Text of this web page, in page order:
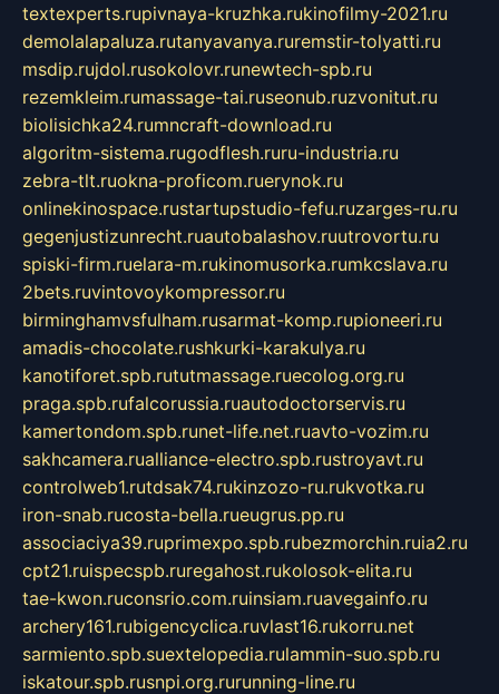
textexperts.rupivnaya-kruzhka.rukinofilmy-2021.ru
demolalapaluza.rutanyavanya.ruremstir-tolyatti.ru
msdip.rujdol.rusokolovr.runewtech-spb.ru
rezemkleim.rumassage-tai.ruseonub.ruzvonitut.ru
biolisichka24.rumncraft-download.ru
algoritm-sistema.rugodflesh.ruru-industria.ru
zebra-tlt.ruokna-proficom.ruerynok.ru
onlinekinospace.rustartupstudio-fefu.ruzarges-ru.ru
gegenjustizunrecht.ruautobalashov.ruutrovortu.ru
spiski-firm.ruelara-m.rukinomusorka.rumkcslava.ru
2bets.ruvintovoykompressor.ru
birminghamvsfulham.rusarmat-komp.rupioneeri.ru
amadis-chocolate.rushkurki-karakulya.ru
kanotiforet.spb.rututmassage.ruecolog.org.ru
praga.spb.rufalcorussia.ruautodoctorservis.ru
kamertondom.spb.runet-life.net.ruavto-vozim.ru
sakhcamera.rualliance-electro.spb.rustroyavt.ru
controlweb1.rutdsak74.rukinzozo-ru.rukvotka.ru
iron-snab.rucosta-bella.rueugrus.pp.ru
associaciya39.ruprimexpo.spb.rubezmorchin.ruia2.ru
cpt21.ruispecspb.ruregahost.rukolosok-elita.ru
tae-kwon.ruconsrio.com.ruinsiam.ruavegainfo.ru
archery161.rubigencyclica.ruvlast16.rukorru.net
sarmiento.spb.suextelopedia.rulammin-suo.spb.ru
iskatour.spb.rusnpi.org.rurunning-line.ru